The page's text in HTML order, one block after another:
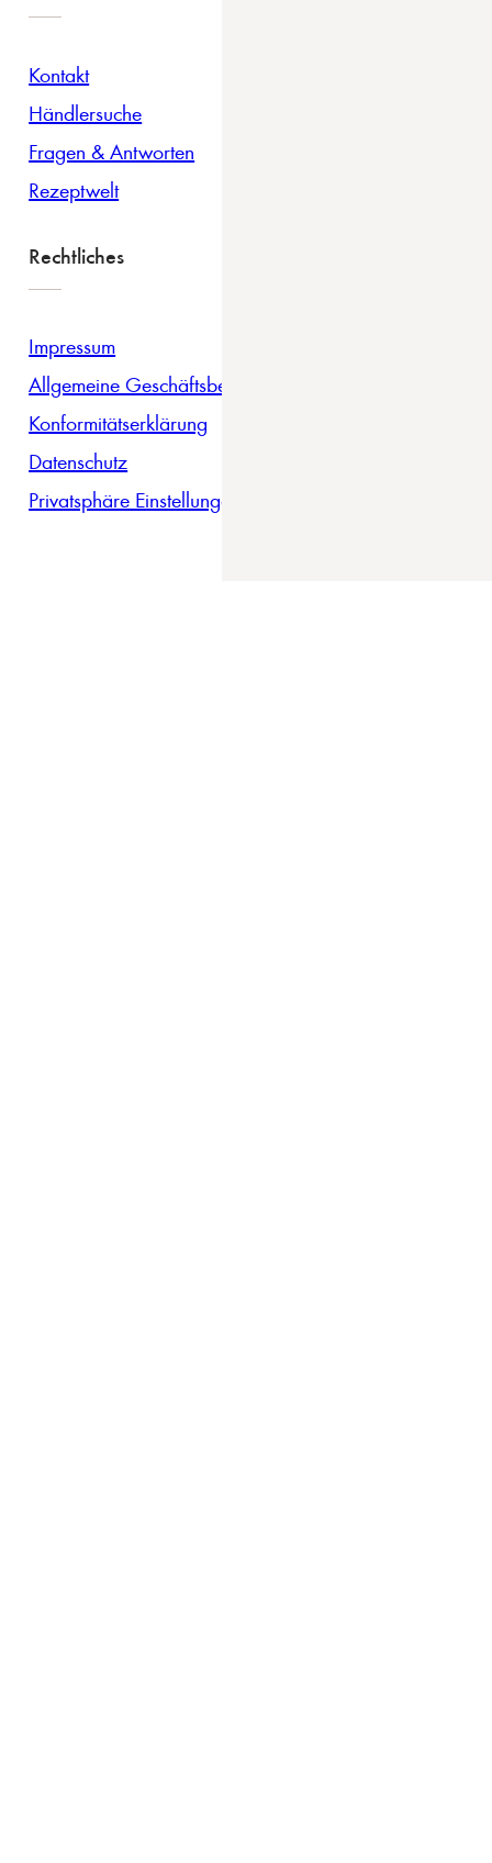
Kontakt
Händlersuche
Fragen & Antworten
Rezeptwelt
Rechtliches
Impressum
Allgemeine Geschäftsbedingungen
Konformitätserklärung
Datenschutz
Privatsphäre Einstellungen